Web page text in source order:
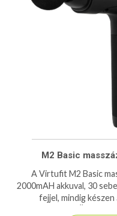
M2 Basic
A Virtufit M2 Basic
2000mAH akkuval, 30
fejjel, mindig készen